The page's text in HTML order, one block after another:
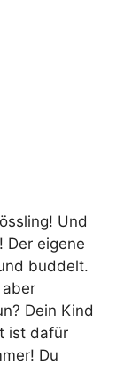
Und
Der eigene
buddelt.
Dein Kind
ist dafür
Du